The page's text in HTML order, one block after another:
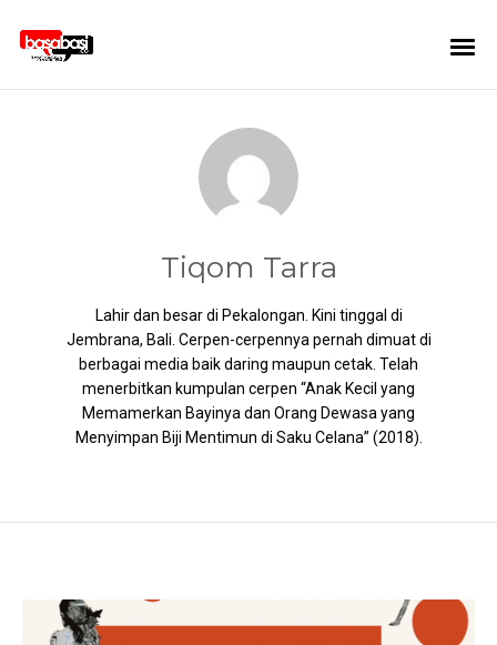
Tiqom Tarra
Lahir dan besar di Pekalongan. Kini tinggal di
Jembrana, Bali. Cerpen-cerpennya pernah dimuat di
berbagai media baik daring maupun cetak. Telah
menerbitkan kumpulan cerpen “Anak Kecil yang
Memamerkan Bayinya dan Orang Dewasa yang
Menyimpan Biji Mentimun di Saku Celana” (2018).